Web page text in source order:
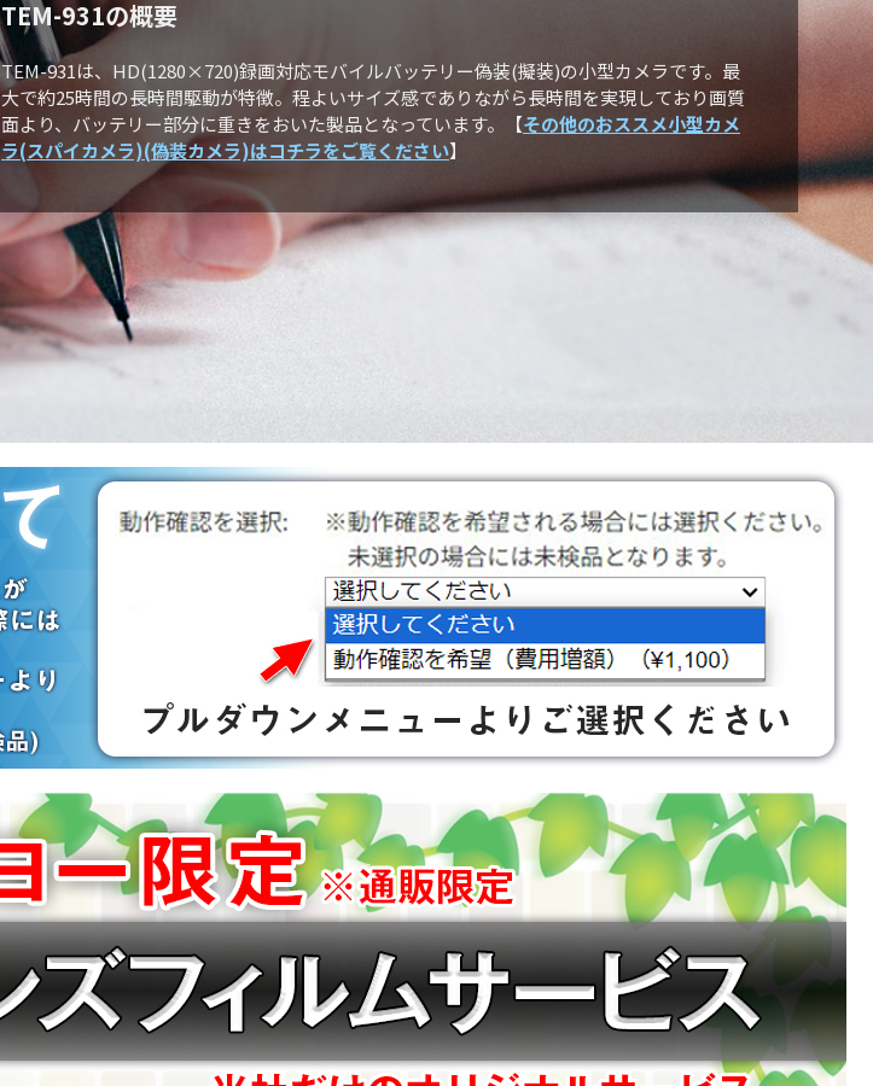
TEM-931の概要
TEM-931は、HD(1280×720)録画対応モバイルバッテリー偽装(擬装)の小型カメラです。最
大で約25時間の長時間駆動が特徴。程よいサイズ感でありながら長時間を実現しており画質
面より、バッテリー部分に重きをおいた製品となっています。【その他のおススメ小型カメ
ラ(スパイカメラ)(偽装カメラ)はコチラをご覧ください】